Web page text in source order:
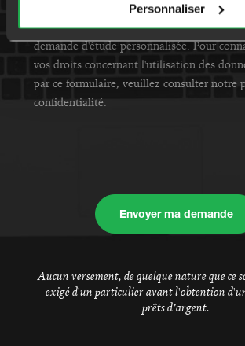
Personnaliser
En soumettant ce formulaire, j'accepte que
informations saisies soient exploitées dans
demande d'étude personnalisée. Pour
vos droits concernant l'utilisation des
par ce formulaire, veuillez consulter notre
confidentialité.
Envoyer ma demande
Aucun versement, de quelque nature que ce
exigé d'un particulier avant l'obtention
prêts d’argent.